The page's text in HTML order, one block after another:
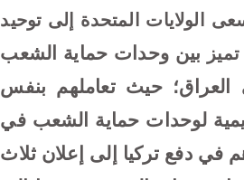
الولايات المتحدة إلى توحيد
بين وحدات حماية الشعب
حيث تعاملهم بنفس
لوحدات حماية الشعب في
ما ساهم في دفع تركيا إلى إعلان ثلاث